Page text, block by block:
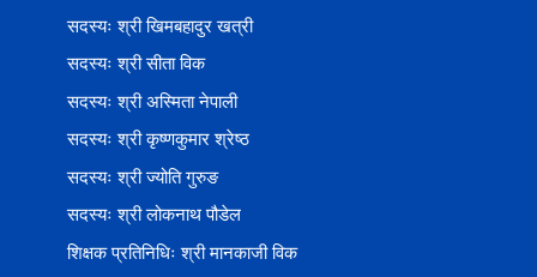
सदस्यः श्री खिमबहादुर खत्री
सदस्यः श्री सीता विक
सदस्यः श्री अस्मिता नेपाली
सदस्यः श्री कृष्णकुमार श्रेष्ठ
सदस्यः श्री ज्योति गुरुङ
सदस्यः श्री लोकनाथ पौडेल
शिक्षक प्रतिनिधिः श्री मानकाजी विक